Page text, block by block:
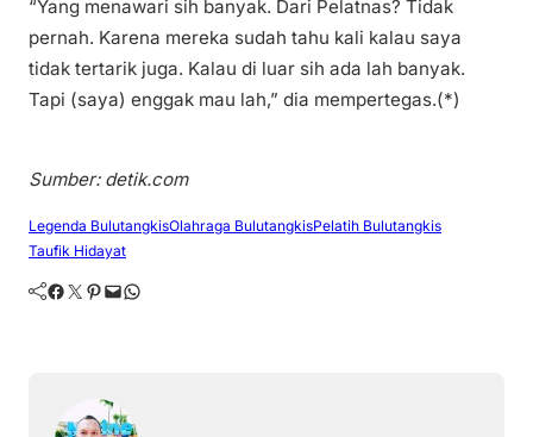
“Yang menawari sih banyak. Dari Pelatnas? Tidak
pernah. Karena mereka sudah tahu kali kalau saya
tidak tertarik juga. Kalau di luar sih ada lah banyak.
Tapi (saya) enggak mau lah,” dia mempertegas.(*)
Sumber: detik.com
Legenda BulutangkisOlahraga BulutangkisPelatih Bulutangkis
Taufik Hidayat
Facebook Twitter Pinterest Mail WhatsApp